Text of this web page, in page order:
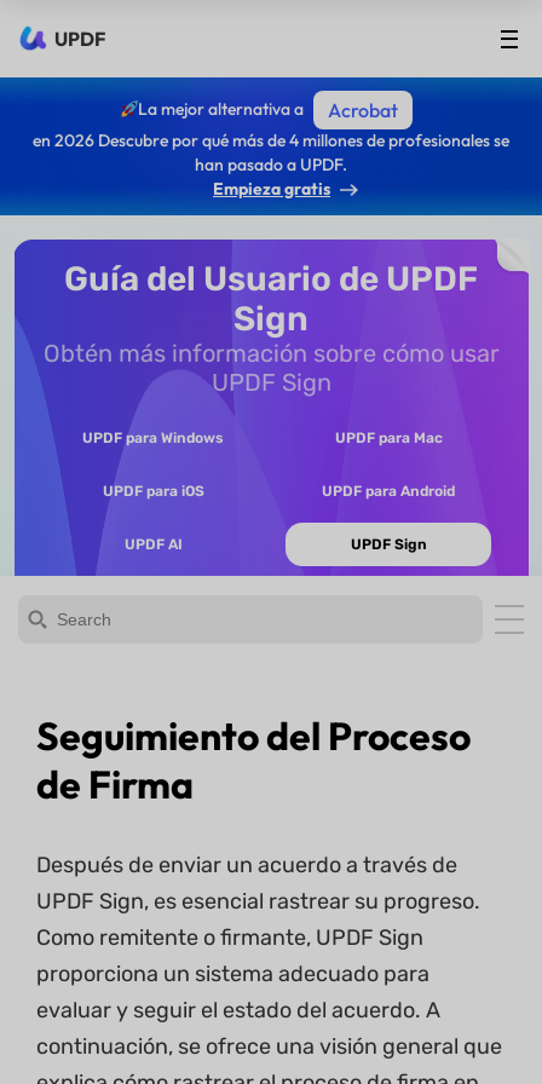
UPDF
La mejor alternativa a Acrobat
en 2026 Descubre por qué más de 4 millones de profesionales se
han pasado a UPDF.
Empieza gratis
Guía del Usuario de UPDF
Sign
Obtén más información sobre cómo usar
UPDF Sign
UPDF para Windows UPDF para Mac
UPDF para iOS UPDF para Android
UPDF AI UPDF Sign
Seguimiento del Proceso
de Firma
Después de enviar un acuerdo a través de
UPDF Sign, es esencial rastrear su progreso.
Como remitente o firmante, UPDF Sign
proporciona un sistema adecuado para
evaluar y seguir el estado del acuerdo. A
continuación, se ofrece una visión general que